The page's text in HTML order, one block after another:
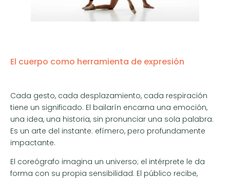
El cuerpo como herramienta de expresión
Cada gesto, cada desplazamiento, cada respiración
tiene un significado. El bailarín encarna una emoción,
una idea, una historia, sin pronunciar una sola palabra.
Es un arte del instante: efímero, pero profundamente
impactante.
El coreógrafo imagina un universo; el intérprete le da
forma con su propia sensibilidad. El público recibe,